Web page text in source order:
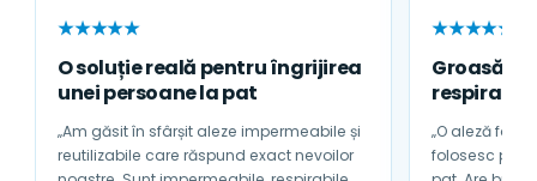
★★★★★
O soluție reală pentru îngrijirea
unei persoane la pat
„Am găsit în sfârșit aleze impermeabile și
reutilizabile care răspund exact nevoilor
★★★★★
Groasă,
„O aleză
folosesc pentru